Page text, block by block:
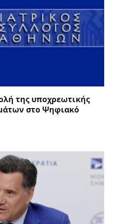
της υποχρεωτικής
στο Ψηφιακό